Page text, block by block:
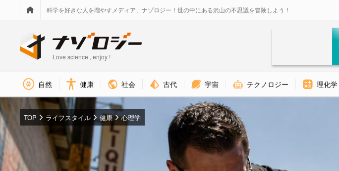
科学を好きな人を増やすメディア、ナゾロジー！世の中にある沢山の不思議を冒険しよう！
Love science , enjoy !
自然 健康 社会 古代 宇宙 テクノロジー 理化学
TOP ライフスタイル 健康 心理学